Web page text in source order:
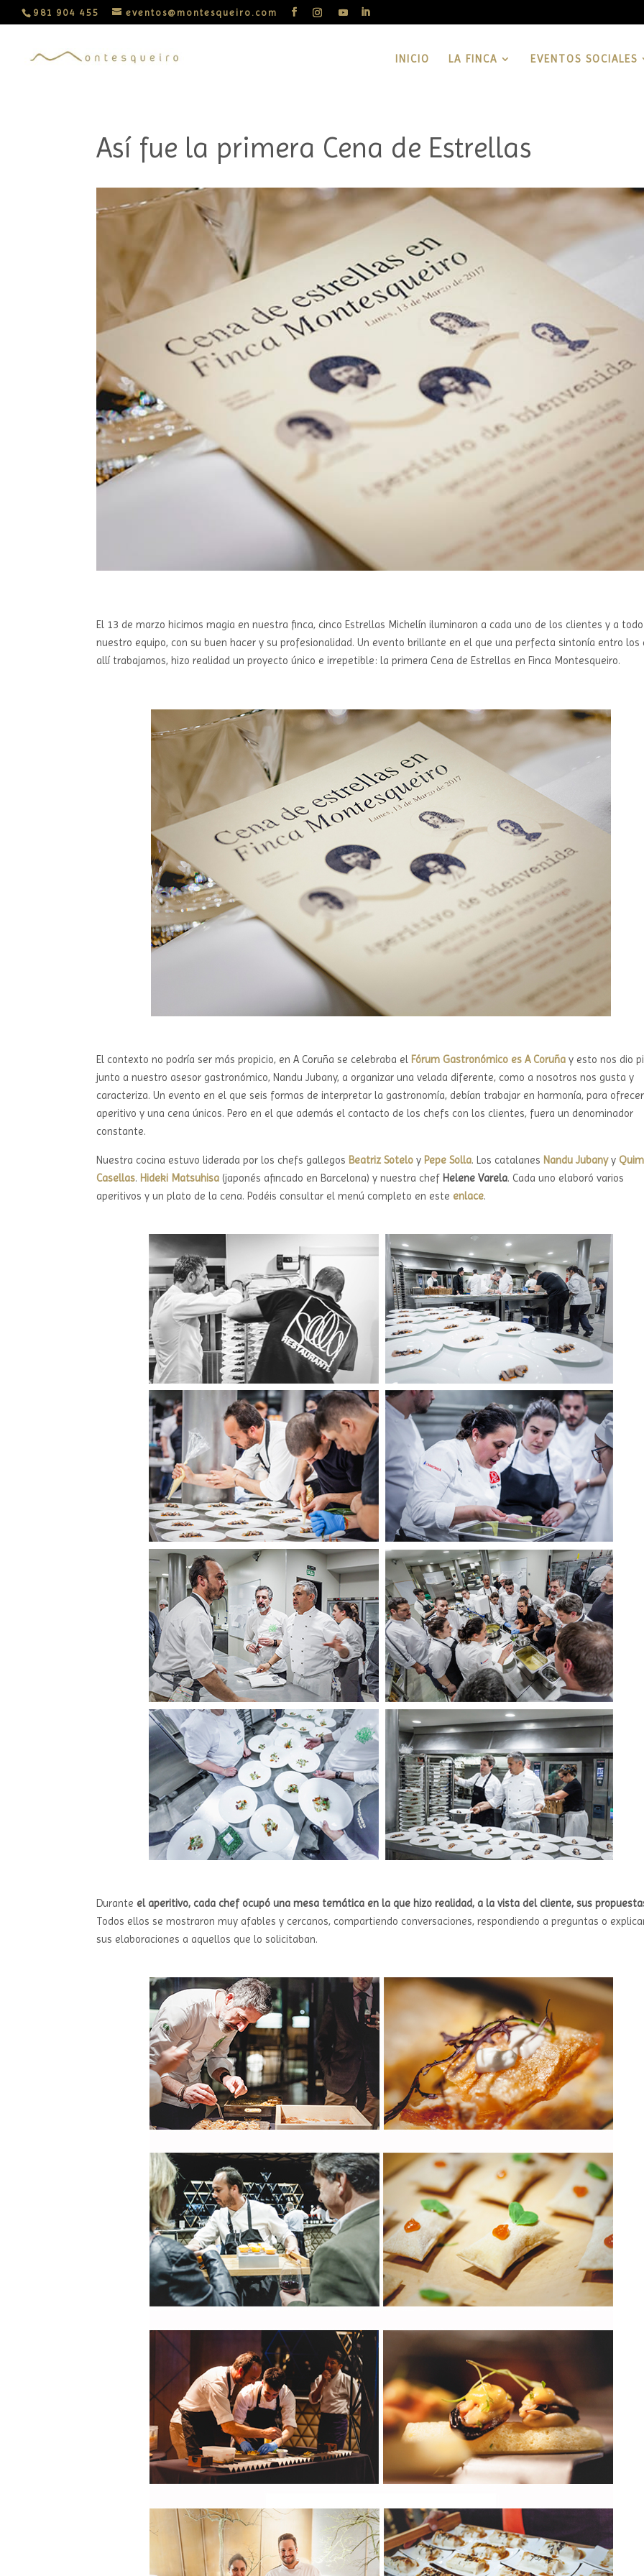
981 904 455 eventos@montesqueiro.com
INICIO LA FINCA EVENTOS SOCIALES
Así fue la primera Cena de Estrellas
El 13 de marzo hicimos magia en nuestra finca, cinco Estrellas Michelín iluminaron a cada uno de los clientes y a todo
nuestro equipo, con su buen hacer y su profesionalidad. Un evento brillante en el que una perfecta sintonía entro los
allí trabajamos, hizo realidad un proyecto único e irrepetible: la primera Cena de Estrellas en Finca Montesqueiro.
El contexto no podría ser más propicio, en A Coruña se celebraba el Fórum Gastronómico es A Coruña y esto nos dio
junto a nuestro asesor gastronómico, Nandu Jubany, a organizar una velada diferente, como a nosotros nos gusta y
caracteriza. Un evento en el que seis formas de interpretar la gastronomía, debían trabajar en harmonía, para
aperitivo y una cena únicos. Pero en el que además el contacto de los chefs con los clientes, fuera un denominador
constante.
Nuestra cocina estuvo liderada por los chefs gallegos Beatriz Sotelo y Pepe Solla. Los catalanes Nandu Jubanyy Quim
Casellas. Hideki Matsuhisa (japonés afincado en Barcelona) y nuestra chef Helene Varela. Cada uno elaboró varios
aperitivos y un plato de la cena. Podéis consultar el menú completo en este enlace.
Durante el aperitivo, cada chef ocupó una mesa temática en la que hizo realidad, a la vista del cliente, sus
Todos ellos se mostraron muy afables y cercanos, compartiendo conversaciones, respondiendo a preguntas o
sus elaboraciones a aquellos que lo solicitaban.